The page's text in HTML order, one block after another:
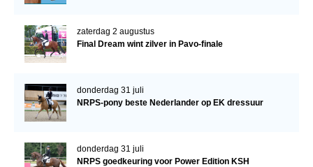
zaterdag 2 augustus
Final Dream wint zilver in Pavo-finale
donderdag 31 juli
NRPS-pony beste Nederlander op EK dressuur
donderdag 31 juli
NRPS goedkeuring voor Power Edition KSH